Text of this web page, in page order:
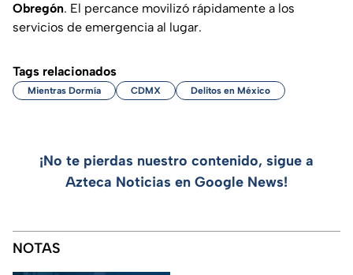
Obregón. El percance movilizó rápidamente a los
servicios de emergencia al lugar.
Tags relacionados
Mientras Dormía CDMX Delitos en México
¡No te pierdas nuestro contenido, sigue a
Azteca Noticias en Google News!
NOTAS